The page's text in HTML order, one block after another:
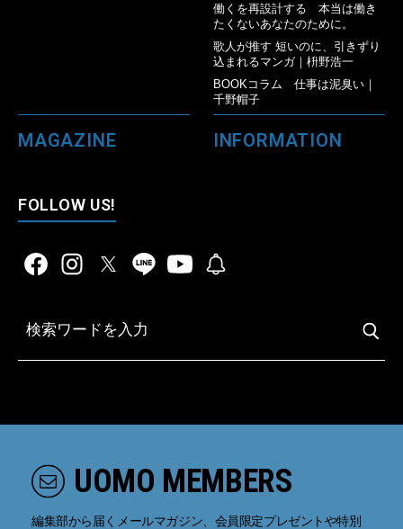
働くを再設計する 本当は働き
たくないあなたのために。
歌人が推す 短いのに、引きずり
込まれるマンガ｜枡野浩一
BOOKコラム 仕事は泥臭い｜
千野帽子
MAGAZINE INFORMATION
FOLLOW US!
UOMO MEMBERS
編集部から届くメールマガジン、会員限定プレゼントや特別